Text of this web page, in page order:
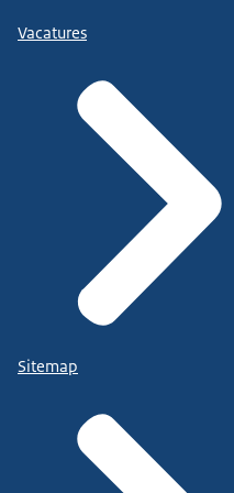
Vacatures
Sitemap